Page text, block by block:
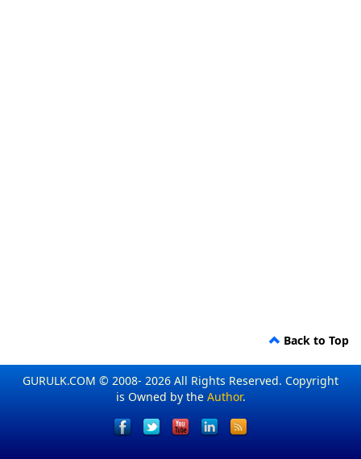
Back to Top
GURULK.COM © 2008- 2026 All Rights Reserved. Copyright
is Owned by the Author.